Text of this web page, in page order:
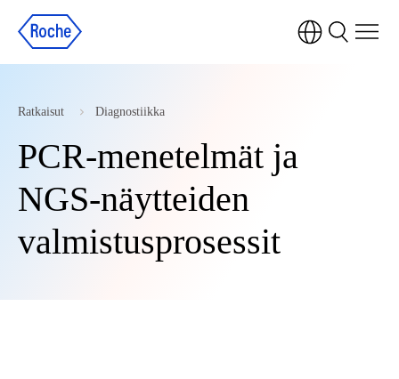
Ratkaisut Diagnostiikka
PCR-menetelmät ja
NGS-näytteiden
valmistusprosessit